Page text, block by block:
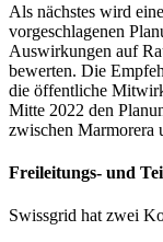
Als nächstes wird
vorgeschlagenen
Auswirkungen auf
bewerten. Die
die öffentliche
Mitte 2022 den
zwischen Marmorera
Freileitungs- und
Swissgrid hat zwei